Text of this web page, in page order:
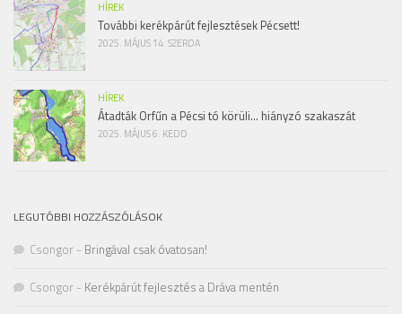
HÍREK
További kerékpárút fejlesztések Pécsett!
2025. MÁJUS 14. SZERDA
HÍREK
Átadták Orfűn a Pécsi tó körüli… hiányzó szakaszát
2025. MÁJUS 6. KEDD
LEGUTÓBBI HOZZÁSZÓLÁSOK
Csongor - Bringával csak óvatosan!
Csongor - Kerékpárút fejlesztés a Dráva mentén